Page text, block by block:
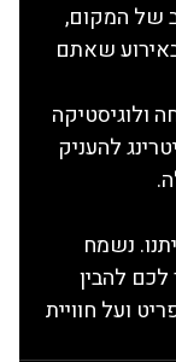
של המקום,
שאתם
ולוגיסטיקה
להעניק
נשמח
להבין
ועל חוויית